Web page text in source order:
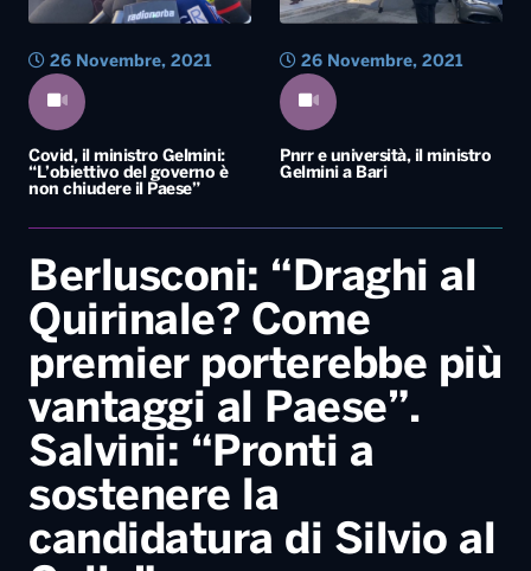
Covid, il ministro Gelmini:
“L’obiettivo del governo è
non chiudere il Paese”
26 Novembre, 2021
Pnrr e università, il ministro
Gelmini a Bari
26 Novembre, 2021
Berlusconi: “Draghi al
Quirinale? Come
premier porterebbe più
vantaggi al Paese”.
Salvini: “Pronti a
sostenere la
candidatura di Silvio al